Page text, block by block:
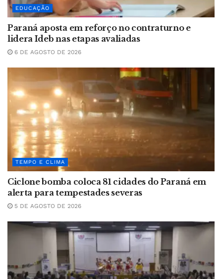
EDUCAÇÃO
Paraná aposta em reforço no contraturno e
lidera Ideb nas etapas avaliadas
6 DE AGOSTO DE 2026
TEMPO E CLIMA
Ciclone bomba coloca 81 cidades do Paraná em
alerta para tempestades severas
5 DE AGOSTO DE 2026